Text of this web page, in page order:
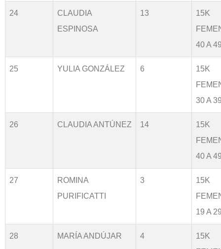
24
CLAUDIA
ESPINOSA
13
15K
40 A
25 YULIA GONZÁLEZ 6
15K
30 A
26 CLAUDIA ANTÚNEZ 14
15K
40 A
27
ROMINA
PURIFICATTI
3
15K
19 A
28 MARÍA ANDÚJAR 4
15K